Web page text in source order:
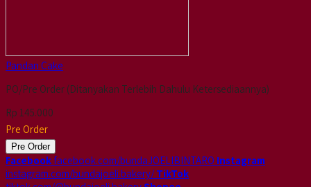
Pandan Cake
PO/Pre Order (Ditanyakan Terlebih Dahulu Ketersediaannya)
Rp 145.000
Pre Order
Pre Order
Facebookfacebook.com/bundaJOELIBINTARO Instagram
instagram.com/bundajoeli.bakery/ TikTok